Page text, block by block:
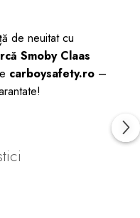
de neuitat cu
Smoby Claas
carboysafety.ro –